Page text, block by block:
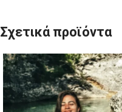
Σχετικά προϊόντα